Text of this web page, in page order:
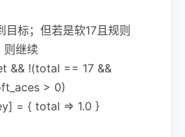
目标；但若是软17且规则
则继续
&& !(total == 17 &&
> 0)
= { total => 1.0 }